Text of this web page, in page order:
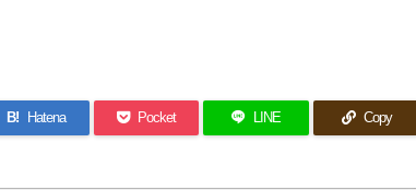
B! Hatena Pocket LINE Copy